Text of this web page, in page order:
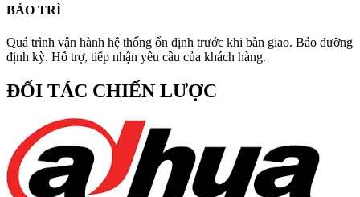
BẢO TRÌ
Quá trình vận hành hệ thống ổn định trước khi bàn giao. Bảo dưỡng
định kỳ. Hỗ trợ, tiếp nhận yêu cầu của khách hàng.
ĐỐI TÁC CHIẾN LƯỢC